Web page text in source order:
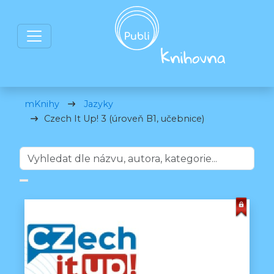
mKnihy
Jazyky
Czech It Up! 3 (úroveň B1, učebnice)